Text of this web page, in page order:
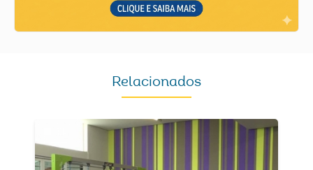
Relacionados